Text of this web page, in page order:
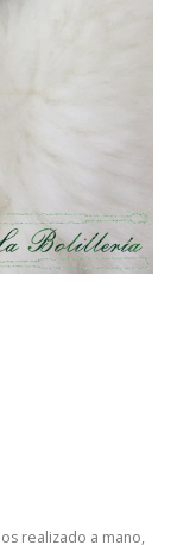
realizado a mano,